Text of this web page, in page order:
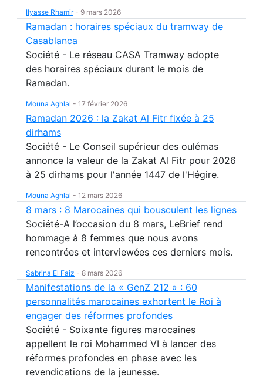
Ilyasse Rhamir- 9 mars 2026
Ramadan : horaires spéciaux du tramway de
Casablanca
Société - Le réseau CASA Tramway adopte
des horaires spéciaux durant le mois de
Ramadan.
Mouna Aghlal - 17 février 2026
Ramadan 2026 : la Zakat Al Fitr fixée à 25
dirhams
Société - Le Conseil supérieur des oulémas
annonce la valeur de la Zakat Al Fitr pour 2026
à 25 dirhams pour l'année 1447 de l'Hégire.
Mouna Aghlal - 12 mars 2026
8 mars : 8 Marocaines qui bousculent les lignes
Société-A l’occasion du 8 mars, LeBrief rend
hommage à 8 femmes que nous avons
rencontrées et interviewées ces derniers mois.
Sabrina El Faiz - 8 mars 2026
Manifestations de la « GenZ 212 » : 60
personnalités marocaines exhortent le Roi à
engager des réformes profondes
Société - Soixante figures marocaines
appellent le roi Mohammed VI à lancer des
réformes profondes en phase avec les
revendications de la jeunesse.